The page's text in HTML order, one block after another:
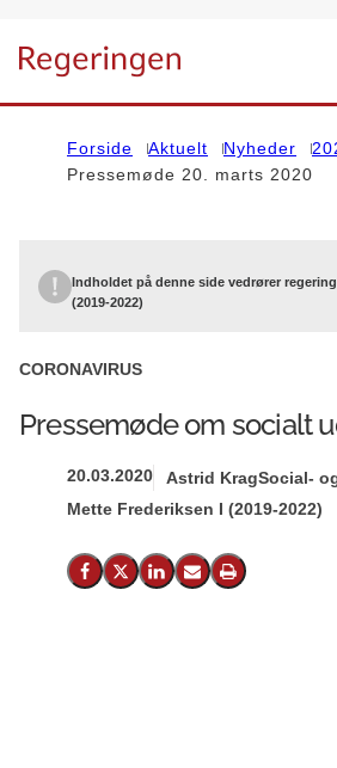
Gå til forsiden
Forside Aktuelt Nyheder
Pressemøde 20. marts 2020
Indholdet på denne side vedrører
(2019-2022)
CORONAVIRUS
Pressemøde om socialt
20.03.2020 Astrid KragSocial-
Mette Frederiksen I (2019-2022)
Del på Facebook
Del på X (Twitter)
Del på LinkedIn
Send email
Print